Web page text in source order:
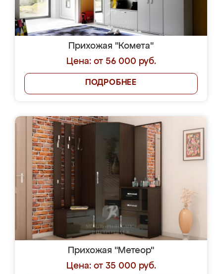
Прихожая "Комета"
Цена: от 56 000 руб.
ПОДРОБНЕЕ
Прихожая "Метеор"
Цена: от 35 000 руб.